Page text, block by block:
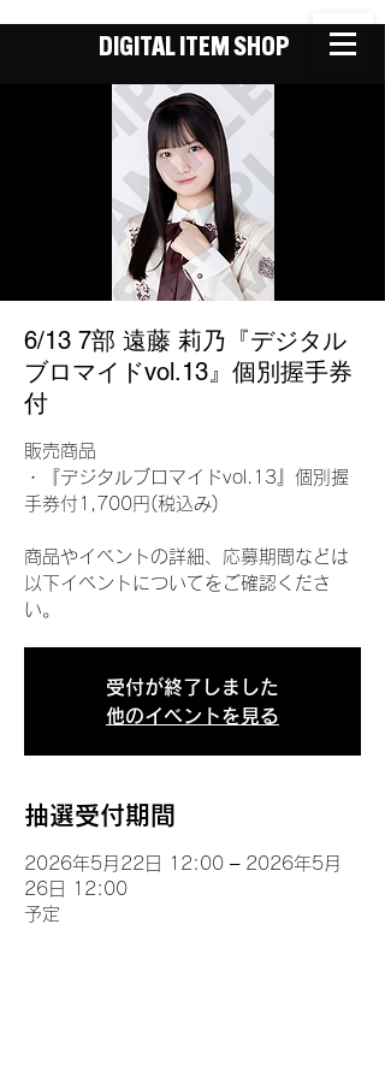
DIGITAL ITEM SHOP
6/13 7部 遠藤 莉乃『デジタル
ブロマイドvol.13』個別握手券
付
販売商品
・『デジタルブロマイドvol.13』個別握
手券付1,700円(税込み)
商品やイベントの詳細、応募期間などは
以下イベントについてをご確認くださ
い。
受付が終了しました
他のイベントを見る
抽選受付期間
2026年5月22日 12:00 – 2026年5月
26日 12:00
予定